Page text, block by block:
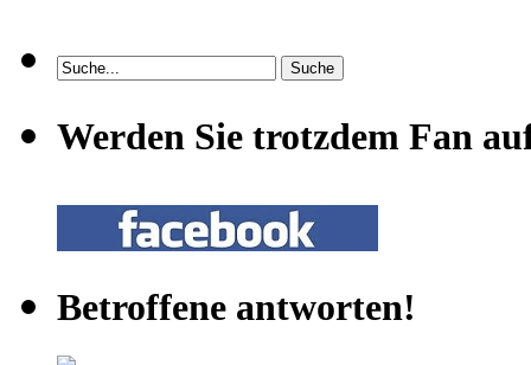
Werden Sie trotzdem Fan
Betroffene antworten!